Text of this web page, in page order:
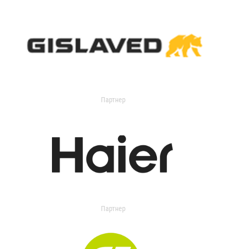
Партнер
Партнер